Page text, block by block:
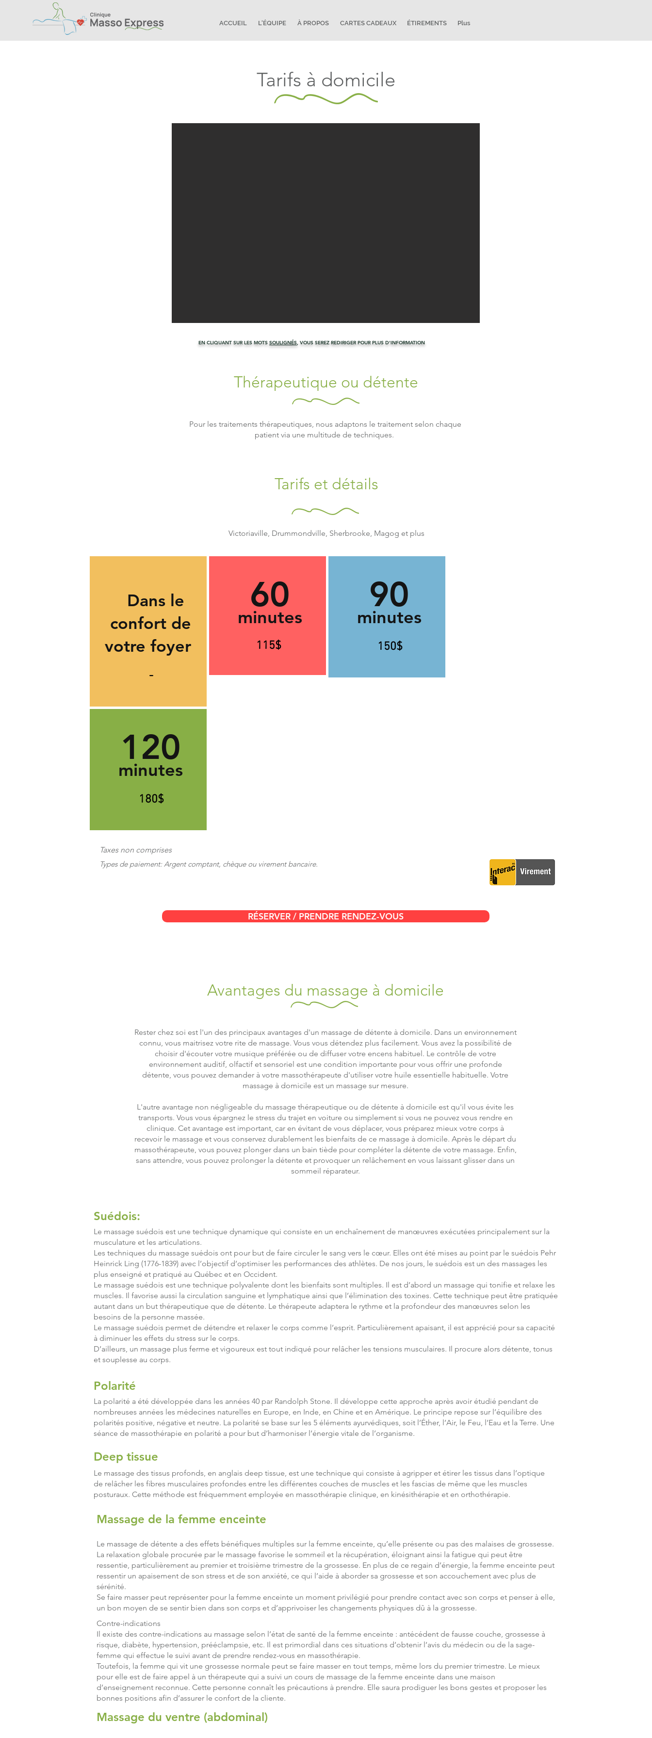
ACCUEIL L'ÉQUIPE À PROPOS CARTES CADEAUX ÉTIREMENTS Plus
Tarifs à domicile
EN CLIQUANT SUR LES MOTS SOULIGNÉS, VOUS SEREZ REDIRIGER POUR PLUS D'INFORMATION
Thérapeutique ou détente
Pour les traitements thérapeutiques, nous adaptons le traitement selon chaque
patient via une multitude de techniques.
Tarifs et détails
Victoriaville, Drummondville, Sherbrooke, Magog et plus
Dans le
confort de
votre foyer
-
60
minutes
115$
90
minutes
150$
120
minutes
180$
Taxes non comprises
Types de paiement: Argent comptant, chèque ou virement bancaire.
RÉSERVER / PRENDRE RENDEZ-VOUS
Avantages du massage à domicile
Rester chez soi est l'un des principaux avantages d'un massage de détente à domicile. Dans un environnement
connu, vous maitrisez votre rite de massage. Vous vous détendez plus facilement. Vous avez la possibilité de
choisir d'écouter votre musique préférée ou de diffuser votre encens habituel. Le contrôle de votre
environnement auditif, olfactif et sensoriel est une condition importante pour vous offrir une profonde
détente, vous pouvez demander à votre massothérapeute d'utiliser votre huile essentielle habituelle. Votre
massage à domicile est un massage sur mesure.
L'autre avantage non négligeable du massage thérapeutique ou de détente à domicile est qu'il vous évite les
transports. Vous vous épargnez le stress du trajet en voiture ou simplement si vous ne pouvez vous rendre en
clinique. Cet avantage est important, car en évitant de vous déplacer, vous préparez mieux votre corps à
recevoir le massage et vous conservez durablement les bienfaits de ce massage à domicile. Après le départ du
massothérapeute, vous pouvez plonger dans un bain tiède pour compléter la détente de votre massage. Enfin,
sans attendre, vous pouvez prolonger la détente et provoquer un relâchement en vous laissant glisser dans un
sommeil réparateur.
Suédois:
Le massage suédois est une technique dynamique qui consiste en un enchaînement de manœuvres exécutées principalement sur la
musculature et les articulations.
Les techniques du massage suédois ont pour but de faire circuler le sang vers le cœur. Elles ont été mises au point par le suédois Pehr
Heinrick Ling (1776-1839) avec l’objectif d’optimiser les performances des athlètes. De nos jours, le suédois est un des massages les
plus enseigné et pratiqué au Québec et en Occident.
Le massage suédois est une technique polyvalente dont les bienfaits sont multiples. Il est d’abord un massage qui tonifie et relaxe les
muscles. Il favorise aussi la circulation sanguine et lymphatique ainsi que l’élimination des toxines. Cette technique peut être pratiquée
autant dans un but thérapeutique que de détente. Le thérapeute adaptera le rythme et la profondeur des manœuvres selon les
besoins de la personne massée.
Le massage suédois permet de détendre et relaxer le corps comme l’esprit. Particulièrement apaisant, il est apprécié pour sa capacité
à diminuer les effets du stress sur le corps.
D’ailleurs, un massage plus ferme et vigoureux est tout indiqué pour relâcher les tensions musculaires. Il procure alors détente, tonus
et souplesse au corps.
Polarité
La polarité a été développée dans les années 40 par Randolph Stone. Il développe cette approche après avoir étudié pendant de
nombreuses années les médecines naturelles en Europe, en Inde, en Chine et en Amérique. Le principe repose sur l’équilibre des
polarités positive, négative et neutre. La polarité se base sur les 5 éléments ayurvédiques, soit l’Éther, l’Air, le Feu, l’Eau et la Terre. Une
séance de massothérapie en polarité a pour but d’harmoniser l’énergie vitale de l’organisme.
Deep tissue
​Le massage des tissus profonds, en anglais deep tissue, est une technique qui consiste à agripper et étirer les tissus dans l’optique
de relâcher les fibres musculaires profondes entre les différentes couches de muscles et les fascias de même que les muscles
posturaux. Cette méthode est fréquemment employée en massothérapie clinique, en kinésithérapie et en orthothérapie.
Massage de la femme enceinte
Le massage de détente a des effets bénéfiques multiples sur la femme enceinte, qu’elle présente ou pas des malaises de grossesse.
La relaxation globale procurée par le massage favorise le sommeil et la récupération, éloignant ainsi la fatigue qui peut être
ressentie, particulièrement au premier et troisième trimestre de la grossesse. En plus de ce regain d’énergie, la femme enceinte peut
ressentir un apaisement de son stress et de son anxiété, ce qui l’aide à aborder sa grossesse et son accouchement avec plus de
sérénité.
Se faire masser peut représenter pour la femme enceinte un moment privilégié pour prendre contact avec son corps et penser à elle,
un bon moyen de se sentir bien dans son corps et d’apprivoiser les changements physiques dû à la grossesse.
Contre-indications
Il existe des contre-indications au massage selon l’état de santé de la femme enceinte : antécédent de fausse couche, grossesse à
risque, diabète, hypertension, prééclampsie, etc. Il est primordial dans ces situations d’obtenir l’avis du médecin ou de la sage-
femme qui effectue le suivi avant de prendre rendez-vous en massothérapie.
Toutefois, la femme qui vit une grossesse normale peut se faire masser en tout temps, même lors du premier trimestre. Le mieux
pour elle est de faire appel à un thérapeute qui a suivi un cours de massage de la femme enceinte dans une maison
d’enseignement reconnue. Cette personne connaît les précautions à prendre. Elle saura prodiguer les bons gestes et proposer les
bonnes positions afin d’assurer le confort de la cliente.
Massage du ventre (abdominal)